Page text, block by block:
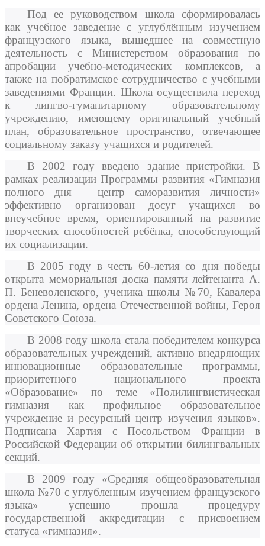
Под ее руководством школа сформировалась
как учебное заведение с углублённым изучением
французского языка, вышедшее на совместную
деятельность с Министерством образования по
апробации учебно-методических комплексов, а
также на побратимское сотрудничество с учебными
заведениями Франции. Школа осуществила переход
к лингво-гуманитарному образовательному
учреждению, имеющему оригинальный учебный
план, образовательное пространство, отвечающее
социальному заказу учащихся и родителей.
В 2002 году введено здание пристройки. В
рамках реализации Программы развития «Гимназия
полного дня – центр саморазвития личности»
эффективно организован досуг учащихся во
внеучебное время, ориентированный на развитие
творческих способностей ребёнка, способствующий
их социализации.
В 2005 году в честь 60-летия со дня победы
открыта мемориальная доска памяти лейтенанта А.
П. Беневоленского, ученика школы №70, Кавалера
ордена Ленина, ордена Отечественной войны, Героя
Советского Союза.
В 2008 году школа стала победителем конкурса
образовательных учреждений, активно внедряющих
инновационные образовательные программы,
приоритетного национального проекта
«Образование» по теме «Полилингвистическая
гимназия как профильное образовательное
учреждение и ресурсный центр изучения языков».
Подписана Хартия с Посольством Франции в
Российской Федерации об открытии билингвальных
секций.
В 2009 году «Средняя общеобразовательная
школа №70 с углубленным изучением французского
языка» успешно прошла процедуру
государственной аккредитации с присвоением
статуса «гимназия».